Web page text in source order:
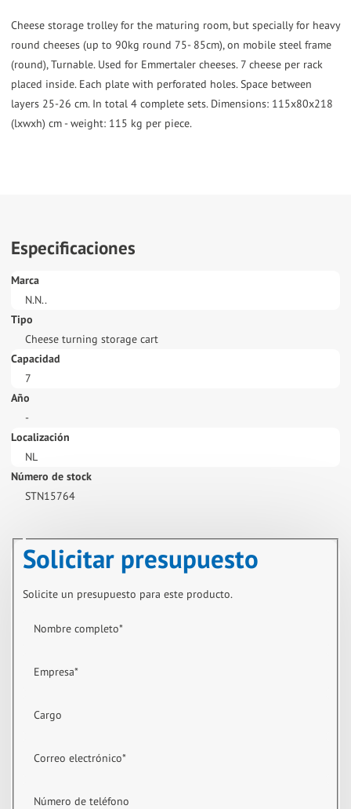
swipe
gestures.
Cheese storage trolley for the maturing room, but specially for heavy
round cheeses (up to 90kg round 75- 85cm), on mobile steel frame
(round), Turnable. Used for Emmertaler cheeses. 7 cheese per rack
placed inside. Each plate with perforated holes. Space between
layers 25-26 cm. In total 4 complete sets. Dimensions: 115x80x218
(lxwxh) cm - weight: 115 kg per piece.
Especificaciones
Marca
N.N..
Tipo
Cheese turning storage cart
Capacidad
7
Año
-
Localización
NL
Número de stock
STN15764
Solicitar presupuesto
Solicite un presupuesto para este producto.
Nombre completo*
Empresa*
Cargo
Correo electrónico*
Número de teléfono